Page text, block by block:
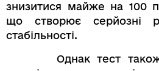
знизитися майже на 100
що створює серйозні
стабільності.
Однак тест також